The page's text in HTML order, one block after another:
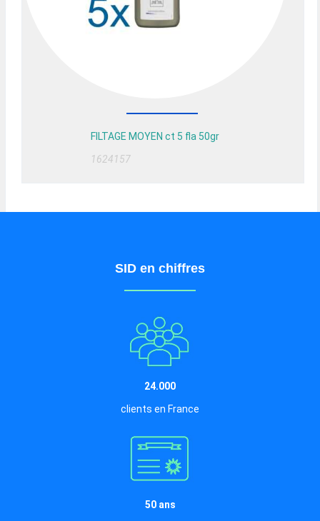
FILTAGE MOYEN ct 5 fla 50gr
1624157
SID en chiffres
24.000
clients en France
50 ans